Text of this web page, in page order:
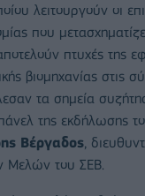
λειτουργούν οι
που
πτυχές της
βιομηχανίας στις
τα σημεία
της εκδήλωσης
Βέργαδος ,
Μελών του ΣΕΒ.